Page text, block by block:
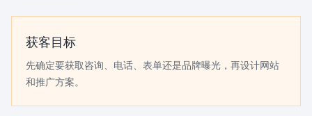
获客目标
先确定要获取咨询、电话、表单还是品牌曝光，再设计网站
和推广方案。